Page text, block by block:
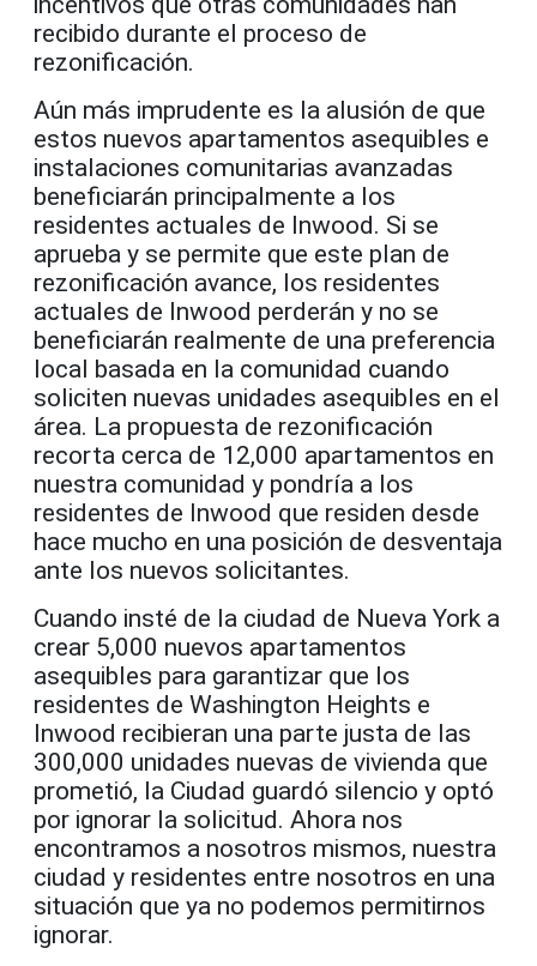
recibido durante el proceso de
rezonificación.
Aún más imprudente es la alusión de que
estos nuevos apartamentos asequibles e
instalaciones comunitarias avanzadas
beneficiarán principalmente a los
residentes actuales de Inwood. Si se
aprueba y se permite que este plan de
rezonificación avance, los residentes
actuales de Inwood perderán y no se
beneficiarán realmente de una preferencia
local basada en la comunidad cuando
soliciten nuevas unidades asequibles en el
área. La propuesta de rezonificación
recorta cerca de 12,000 apartamentos en
nuestra comunidad y pondría a los
residentes de Inwood que residen desde
hace mucho en una posición de desventaja
ante los nuevos solicitantes.
Cuando insté de la ciudad de Nueva York a
crear 5,000 nuevos apartamentos
asequibles para garantizar que los
residentes de Washington Heights e
Inwood recibieran una parte justa de las
300,000 unidades nuevas de vivienda que
prometió, la Ciudad guardó silencio y optó
por ignorar la solicitud. Ahora nos
encontramos a nosotros mismos, nuestra
ciudad y residentes entre nosotros en una
situación que ya no podemos permitirnos
ignorar.